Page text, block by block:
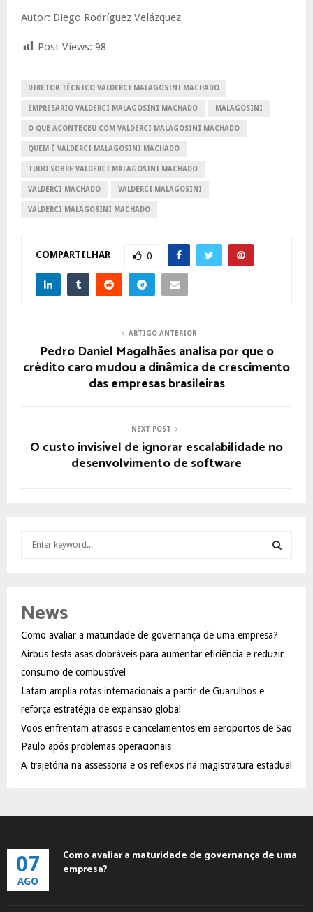
Autor: Diego Rodríguez Velázquez
Post Views: 98
DIRETOR TÉCNICO VALDERCI MALAGOSINI MACHADO
EMPRESÁRIO VALDERCI MALAGOSINI MACHADO MALAGOSINI
O QUE ACONTECEU COM VALDERCI MALAGOSINI MACHADO
QUEM É VALDERCI MALAGOSINI MACHADO
TUDO SOBRE VALDERCI MALAGOSINI MACHADO
VALDERCI MACHADO VALDERCI MALAGOSINI
VALDERCI MALAGOSINI MACHADO
COMPARTILHAR 0
ARTIGO ANTERIOR
Pedro Daniel Magalhães analisa por que o
crédito caro mudou a dinâmica de crescimento
das empresas brasileiras
NEXT POST
O custo invisível de ignorar escalabilidade no
desenvolvimento de software
h
o
r
:
R
News
Como avaliar a maturidade de governança de uma empresa?
Airbus testa asas dobráveis para aumentar eficiência e reduzir
consumo de combustível
Latam amplia rotas internacionais a partir de Guarulhos e
reforça estratégia de expansão global
Voos enfrentam atrasos e cancelamentos em aeroportos de São
Paulo após problemas operacionais
A trajetória na assessoria e os reflexos na magistratura estadual
07
AGO
Como avaliar a maturidade de governança de uma
empresa?